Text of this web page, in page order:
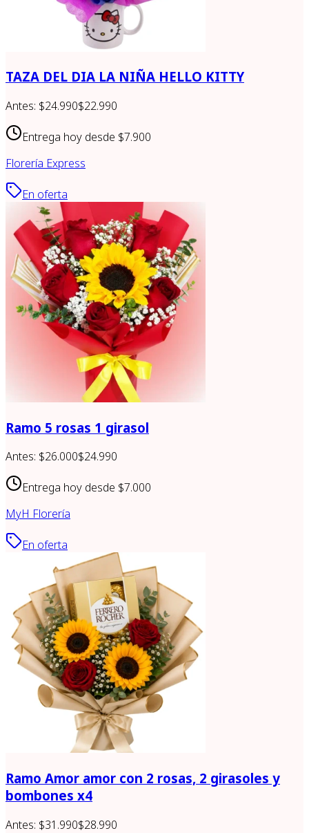
TAZA DEL DIA LA NIÑA HELLO KITTY
Antes: $24.990$22.990
Entrega hoy desde $7.900
Florería Express
En oferta
Ramo 5 rosas 1 girasol
Antes: $26.000$24.990
Entrega hoy desde $7.000
MyH Florería
En oferta
Ramo Amor amor con 2 rosas, 2 girasoles y
bombones x4
Antes: $31.990$28.990